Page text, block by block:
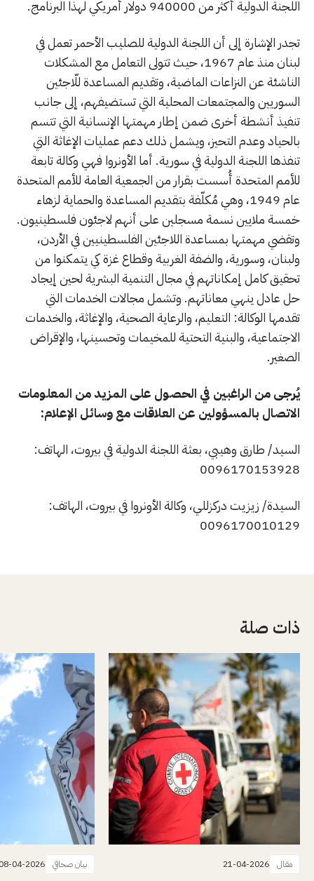
اللجنة الدولية أكثر من 940000 دولار أمريكي لهذا البرنامج.
تجدر الإشارة إلى أن اللجنة الدولية للصليب الأحمر تعمل في
لبنان منذ عام 1967، حيث تتولى التعامل مع المشكلات
الناشئة عن النزاعات الماضية، وتقديم المساعدة للّاجئين
السوريين والمجتمعات المحلية التي تستضيفهم، إلى جانب
تنفيذ أنشطة أخرى ضمن إطار مهمتها الإنسانية التي تتسم
بالحياد وعدم التحيز، ويشمل ذلك دعم عمليات الإغاثة التي
تنفذها اللجنة الدولية في سورية. أما الأونروا فهي وكالة تابعة
للأمم المتحدة أُسست بقرار من الجمعية العامة للأمم المتحدة
عام 1949، وهي مُكلّفة بتقديم المساعدة والحماية لزهاء
خمسة ملايين نسمة مسجلين على أنهم لاجئون فلسطينيون.
وتقضي مهمتها بمساعدة اللاجئين الفلسطينيين في الأردن،
ولبنان، وسورية، والضفة الغربية وقطاع غزة كي يتمكنوا من
تحقيق كامل إمكاناتهم في مجال التنمية البشرية لحين إيجاد
حل عادل ينهي معاناتهم. وتشمل مجالات الخدمات التي
تقدمها الوكالة: التعليم، والرعاية الصحية، والإغاثة، والخدمات
الاجتماعية، والبنية التحتية للمخيمات وتحسينها، والإقراض
الصغير.
يُرجى من الراغبين في الحصول على المزيد من المعلومات
الاتصال بالمسؤولين عن العلاقات مع وسائل الإعلام:
السيد/ طارق وهيبي، بعثة اللجنة الدولية في بيروت، الهاتف:
0096170153928
السيدة/ زيزيت دركزللي، وكالة الأونروا في بيروت، الهاتف:
0096170010129
ذات صلة
مقال 21-04-2026 بيان صحافي 04-2026